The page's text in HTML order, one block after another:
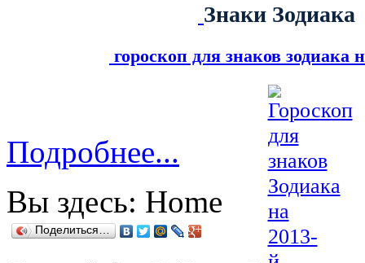
Знаки Зодиака
гороскоп для знаков зодиака
Подробнее...
Вы здесь: Home
Поделиться…